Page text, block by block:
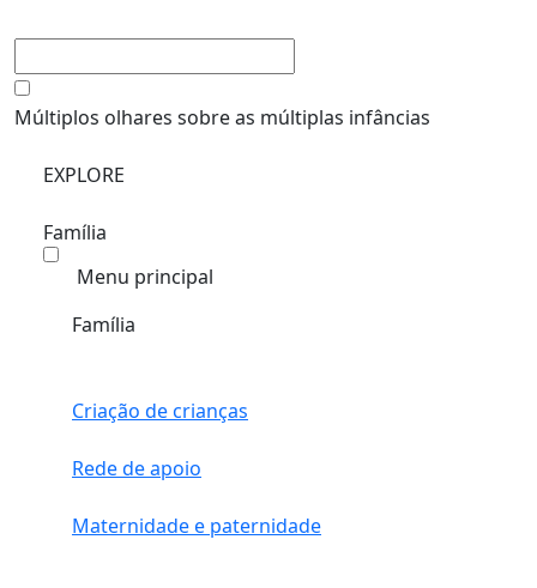
Múltiplos olhares sobre as múltiplas infâncias
EXPLORE
Família
Menu principal
Família
Criação de crianças
Rede de apoio
Maternidade e paternidade